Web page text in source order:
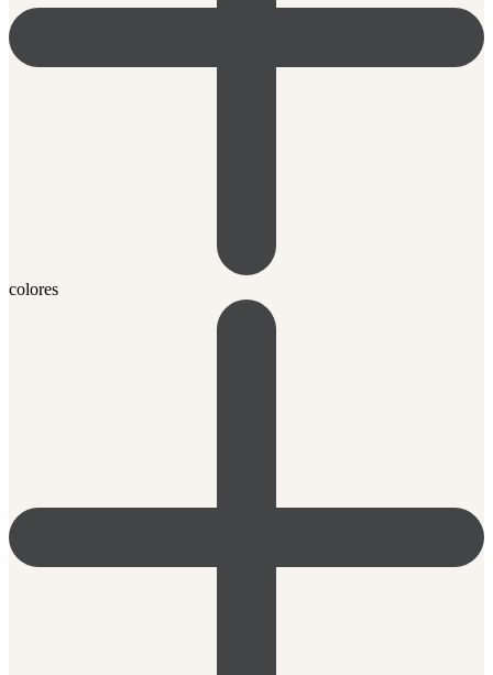
colores